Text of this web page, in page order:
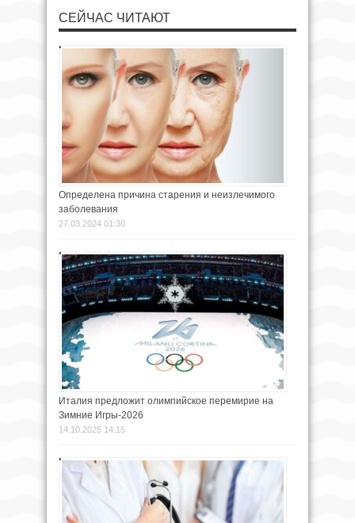
СЕЙЧАС ЧИТАЮТ
Определена причина старения и неизлечимого
заболевания
27.03.2024 01:30
Италия предложит олимпийское перемирие на
Зимние Игры-2026
14.10.2025 14:15